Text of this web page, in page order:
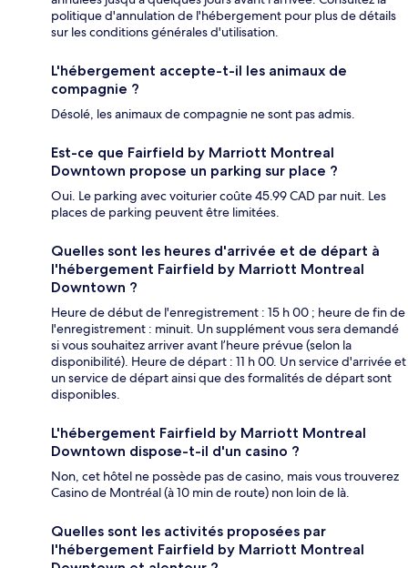
politique d'annulation de l'hébergement pour plus de détails
sur les conditions générales d'utilisation.
L'hébergement accepte-t-il les animaux de
compagnie ?
Désolé, les animaux de compagnie ne sont pas admis.
Est-ce que Fairfield by Marriott Montreal
Downtown propose un parking sur place ?
Oui. Le parking avec voiturier coûte 45.99 CAD par nuit. Les
places de parking peuvent être limitées.
Quelles sont les heures d'arrivée et de départ à
l'hébergement Fairfield by Marriott Montreal
Downtown ?
Heure de début de l'enregistrement : 15 h 00 ; heure de fin de
l'enregistrement : minuit. Un supplément vous sera demandé
si vous souhaitez arriver avant l’heure prévue (selon la
disponibilité). Heure de départ : 11 h 00. Un service d'arrivée et
un service de départ ainsi que des formalités de départ sont
disponibles.
L'hébergement Fairfield by Marriott Montreal
Downtown dispose-t-il d'un casino ?
Non, cet hôtel ne possède pas de casino, mais vous trouverez
Casino de Montréal (à 10 min de route) non loin de là.
Quelles sont les activités proposées par
l'hébergement Fairfield by Marriott Montreal